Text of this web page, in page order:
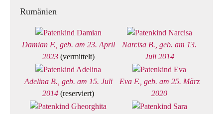
Rumänien
Damian F., geb. am 23. April
2023(vermittelt)
Narcisa B., geb. am 13.
Juli 2014
Adelina B., geb. am 15. Juli
2014 (reserviert)
Eva F., geb. am 25. März
2020